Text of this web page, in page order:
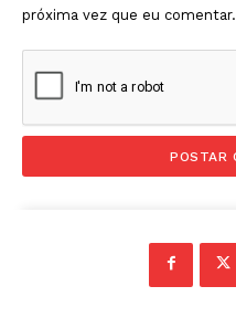
próxima vez que eu comentar.